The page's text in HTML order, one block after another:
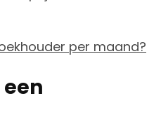
per maand?